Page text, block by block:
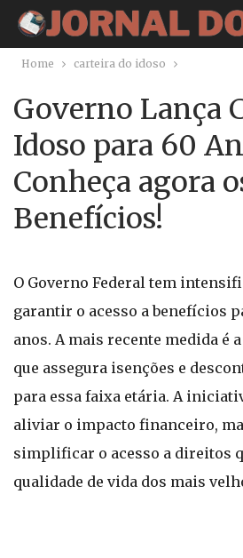
Home carteira do idoso
Governo Lança
Idoso para 60
Conheça agora
Benefícios!
O Governo Federal tem
garantir o acesso a benefícios
anos. A mais recente medida é a
que assegura isenções e
para essa faixa etária. A
aliviar o impacto financeiro,
simplificar o acesso a direitos
qualidade de vida dos mais